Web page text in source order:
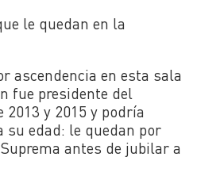
le quedan en la
ascendencia en esta sala
fue presidente del
y 2015 y podría
su edad: le quedan por
antes de jubilar a